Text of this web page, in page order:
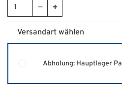
Versandart wählen
Abholung: Hauptlager